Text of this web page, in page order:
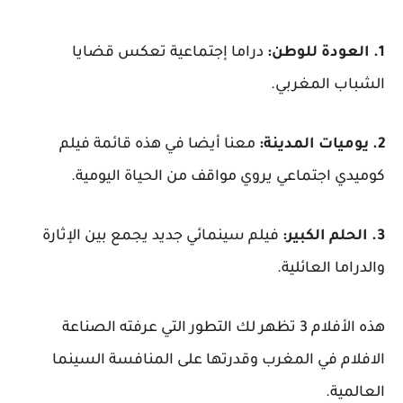
1. العودة للوطن:
دراما إجتماعية تعكس قضايا
الشباب المغربي.
2. يوميات المدينة:
معنا أيضا في هذه قائمة فيلم
كوميدي اجتماعي يروي مواقف من الحياة اليومية.
3. الحلم الكبير:
فيلم سينمائي جديد يجمع بين الإثارة
والدراما العائلية.
هذه الأفلام 3 تظهر لك التطور التي عرفته الصناعة
الافلام في المغرب وقدرتها على المنافسة السينما
العالمية.